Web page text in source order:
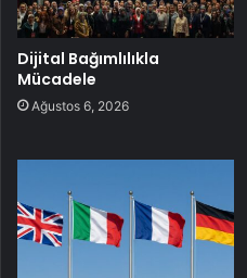
Dijital Bağımlılıkla
Mücadele
Ağustos 6, 2026